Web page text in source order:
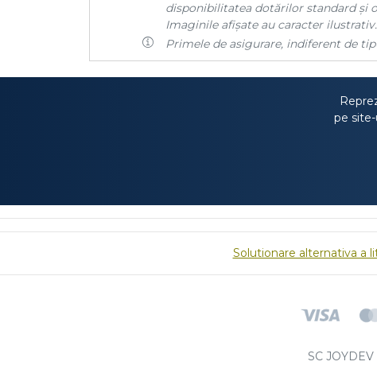
disponibilitatea dotărilor standard și
Imaginile afișate au caracter ilustrativ.
Primele de asigurare, indiferent de
pe site-
Solutionare alternativa a
SC